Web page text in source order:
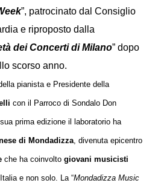
”, patrocinato dal Consiglio
e riproposto dalla
dei Concerti di Milano” dopo
scorso anno.
pianista e Presidente della
con il Parroco di Sondalo Don
prima edizione il laboratorio ha
di Mondadizza , divenuta epicentro
che ha coinvolto giovani musicisti
e non solo. La “Mondadizza Music